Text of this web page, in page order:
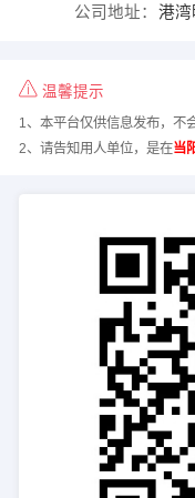
公司地址： 港湾
温馨提示
1、本平台仅供信息发布，不
2、请告知用人单位，是在当